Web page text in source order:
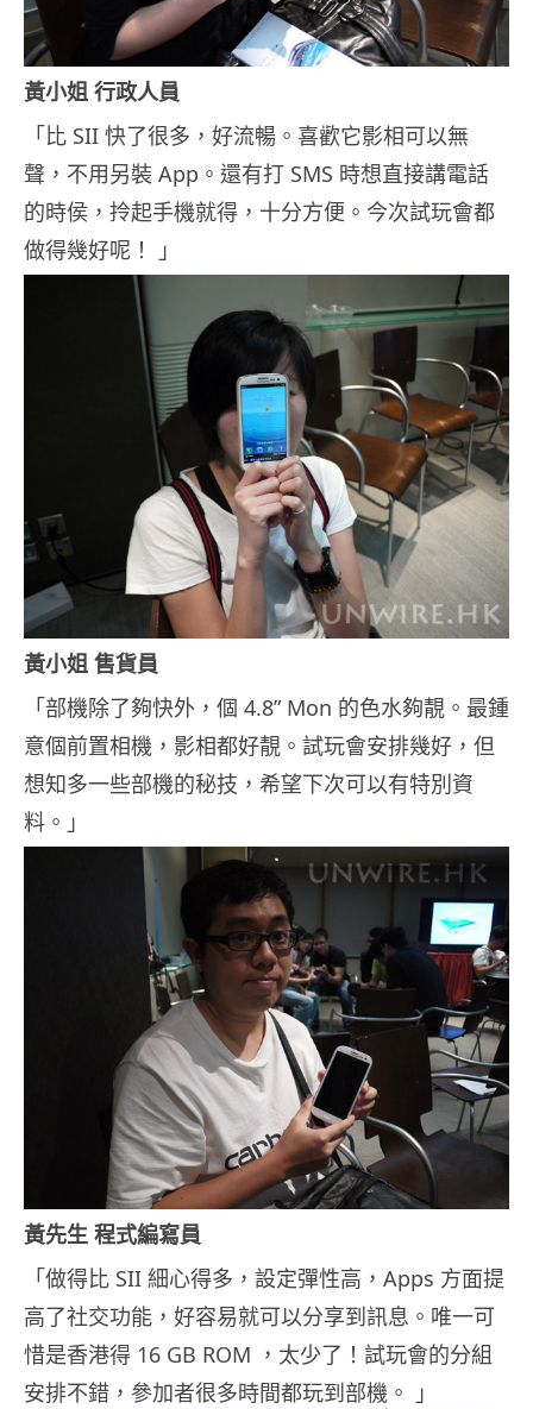
黃小姐 行政人員
「比 SII 快了很多，好流暢。喜歡它影相可以無
聲，不用另裝 App。還有打 SMS 時想直接講電話
的時侯，拎起手機就得，十分方便。今次試玩會都
做得幾好呢！ 」
黃小姐 售貨員
「部機除了夠快外，個 4.8” Mon 的色水夠靚。最鍾
意個前置相機，影相都好靚。試玩會安排幾好，但
想知多一些部機的秘技，希望下次可以有特別資
料。」
黃先生 程式編寫員
「做得比 SII 細心得多，設定彈性高，Apps 方面提
高了社交功能，好容易就可以分享到訊息。唯一可
惜是香港得 16 GB ROM ，太少了！試玩會的分組
安排不錯，參加者很多時間都玩到部機。 」